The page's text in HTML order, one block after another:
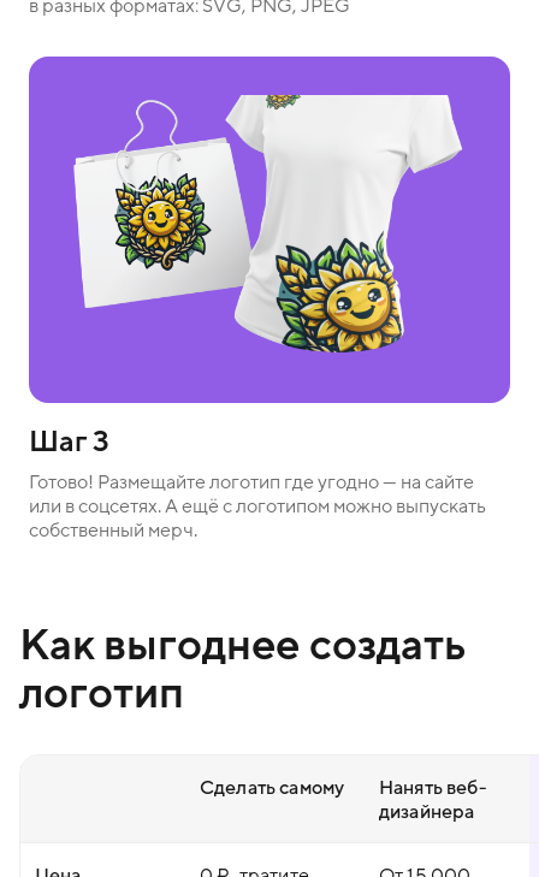
в разных форматах: SVG, PNG, JPEG
Шаг 3
Готово! Размещайте логотип где угодно — на сайте
или в соцсетях. А ещё с логотипом можно выпускать
собственный мерч.
Как выгоднее создать
логотип
Сделать самому
Нанять веб-
дизайнера